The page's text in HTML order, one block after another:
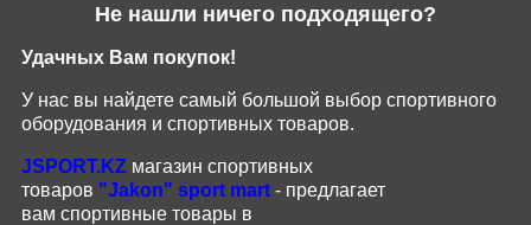
JSPORT.KZ магазин спортивных
товаров "Jakon" sport mart - предлагает
вам спортивные товары в
У нас вы найдете самый большой выбор спортивного
оборудования и спортивных товаров.
Удачных Вам покупок!
Не нашли ничего подходящего?